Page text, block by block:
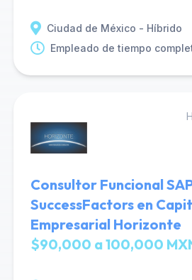
Ciudad de México - Híbrido
Empleado de tiempo
Consultor Funcional
SuccessFactors en
Empresarial Horizonte
$90,000 a 100,000